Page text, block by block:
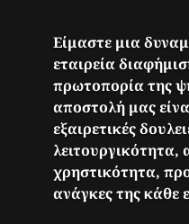
Είμαστε μια
εταιρεία
πρωτοπορία της
αποστολή μας
εξαιρετικές
λειτουργικότητα,
χρηστικότητα,
ανάγκες της κάθε